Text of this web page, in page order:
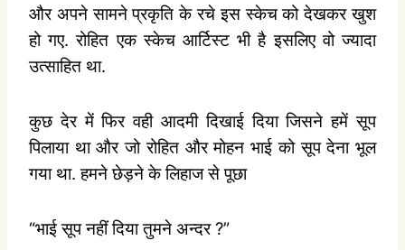
और अपने सामने प्रकृति के रचे इस स्केच को देखकर खुश
हो गए. रोहित एक स्केच आर्टिस्ट भी है इसलिए वो ज्यादा
उत्साहित था.
कुछ देर में फिर वही आदमी दिखाई दिया जिसने हमें सूप
पिलाया था और जो रोहित और मोहन भाई को सूप देना भूल
गया था. हमने छेड़ने के लिहाज से पूछा
“भाई सूप नहीं दिया तुमने अन्दर ?”